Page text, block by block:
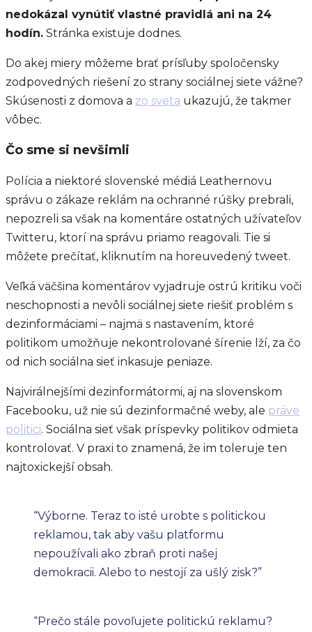
nedokázal vynútiť vlastné pravidlá ani na 24
hodín. Stránka existuje dodnes.
Do akej miery môžeme brať prísľuby spoločensky
zodpovedných riešení zo strany sociálnej siete vážne?
Skúsenosti z domova a zo sveta ukazujú, že takmer
vôbec.
Čo sme si nevšimli
Polícia a niektoré slovenské médiá Leathernovu
správu o zákaze reklám na ochranné rúšky prebrali,
nepozreli sa však na komentáre ostatných užívateľov
Twitteru, ktorí na správu priamo reagovali. Tie si
môžete prečítať, kliknutím na horeuvedený tweet.
Veľká väčšina komentárov vyjadruje ostrú kritiku voči
neschopnosti a nevôli sociálnej siete riešiť problém s
dezinformáciami – najmä s nastavením, ktoré
politikom umožňuje nekontrolované šírenie lží, za čo
od nich sociálna sieť inkasuje peniaze.
Najvirálnejšími dezinformátormi, aj na slovenskom
Facebooku, už nie sú dezinformačné weby, ale práve
politici. Sociálna sieť však príspevky politikov odmieta
kontrolovať. V praxi to znamená, že im toleruje ten
najtoxickejší obsah.
“Výborne. Teraz to isté urobte s politickou
reklamou, tak aby vašu platformu
nepoužívali ako zbraň proti našej
demokracii. Alebo to nestojí za ušlý zisk?”
“Prečo stále povoľujete politickú reklamu?